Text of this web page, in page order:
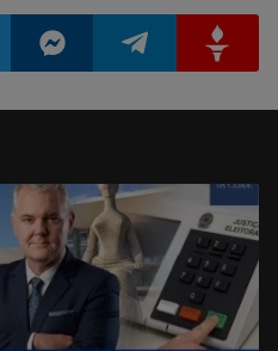
no
Messenger
no
Telegram
no
Gettr